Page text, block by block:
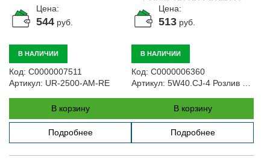
Запчасти
+7 (4162) 22-95-79
Сервисный центр
+7 (4162) 22–95–69
График работы: ПН-ПТ с 8.30 до 18.00 (+6 по МСК)
График работы сервис: ПН-СБ с 8.30 до 20.00
Цена:
544 руб.
В НАЛИЧИИ
Код: С0000007511
Артикул: UR-2500-AM-RE
В корзину
Подробнее
Цена:
513 руб.
В НАЛИЧИИ
Код: С0000006360
Артикул: 5W40.CJ-4 Розлив 3138106 1612605
В корзину
Подробнее